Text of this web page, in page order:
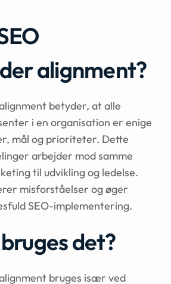
alignment?
betyder, at alle
i en organisation er enige
mål og prioriteter. Dette
arbejder mod samme
til udvikling og ledelse.
misforståelser og øger
SEO-implementering.
det?
bruges især ved